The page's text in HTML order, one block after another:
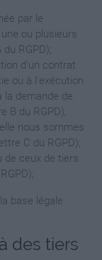
par le
ou plusieurs
RGPD);
d'un contrat
ou à l'exécution
demande de
B du RGPD);
nous sommes
C du RGPD);
de ceux de tiers
base légale
des tiers